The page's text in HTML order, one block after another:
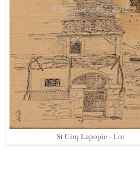
St Cirq Lapopie - Lot